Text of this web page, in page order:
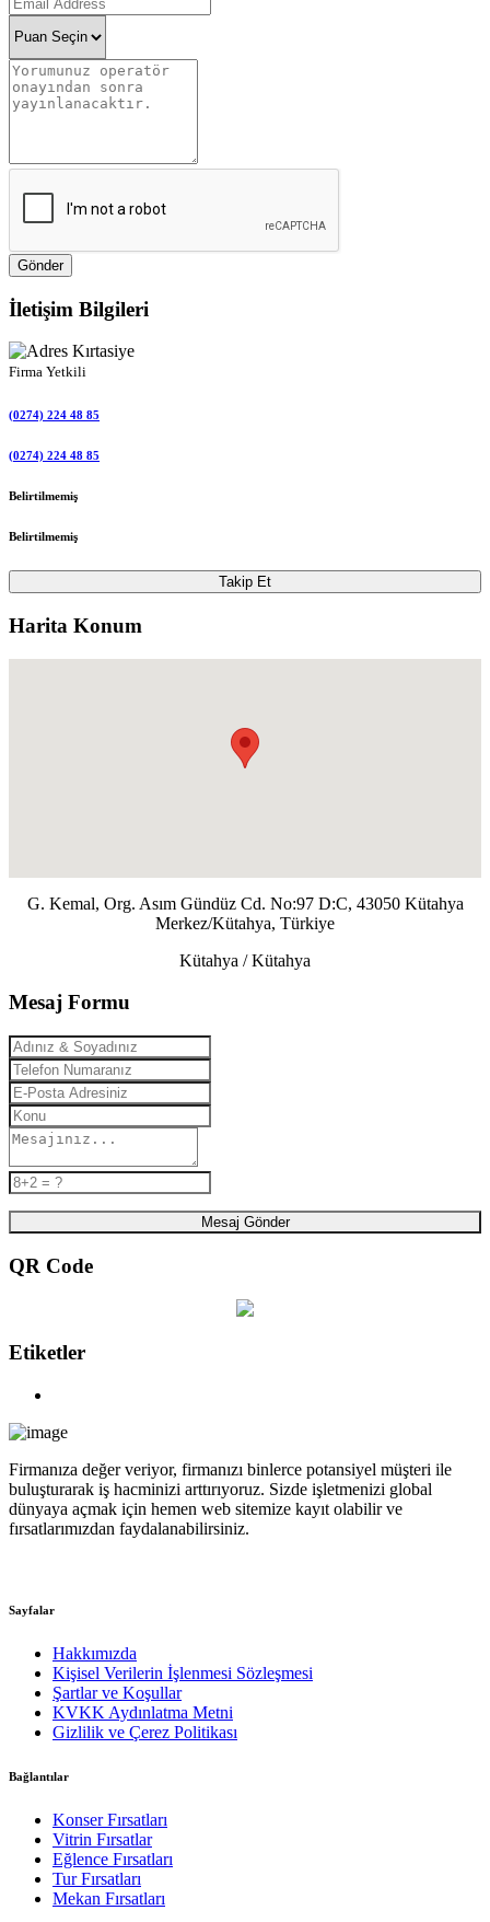
Gönder
İletişim Bilgileri
Firma Yetkili
(0274) 224 48 85
(0274) 224 48 85
Belirtilmemiş
Belirtilmemiş
Takip Et
Harita Konum
G. Kemal, Org. Asım Gündüz Cd. No:97 D:C, 43050 Kütahya
Merkez/Kütahya, Türkiye
Kütahya / Kütahya
Mesaj Formu
Mesaj Gönder
QR Code
Etiketler
Firmanıza değer veriyor, firmanızı binlerce potansiyel müşteri ile
buluşturarak iş hacminizi arttırıyoruz. Sizde işletmenizi global
dünyaya açmak için hemen web sitemize kayıt olabilir ve
fırsatlarımızdan faydalanabilirsiniz.
Sayfalar
Hakkımızda
Kişisel Verilerin İşlenmesi Sözleşmesi
Şartlar ve Koşullar
KVKK Aydınlatma Metni
Gizlilik ve Çerez Politikası
Bağlantılar
Konser Fırsatları
Vitrin Fırsatlar
Eğlence Fırsatları
Tur Fırsatları
Mekan Fırsatları